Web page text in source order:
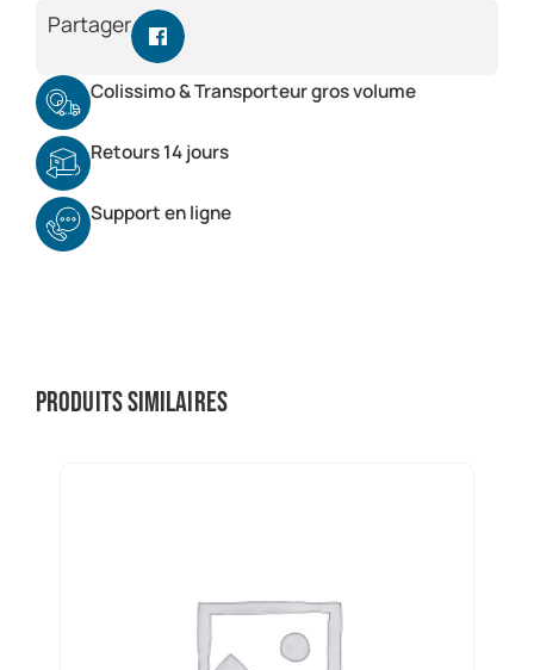
Partager
Colissimo & Transporteur gros volume
Retours 14 jours
Support en ligne
Produits similaires